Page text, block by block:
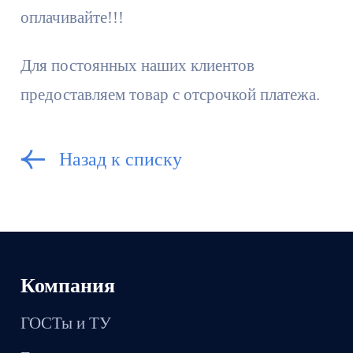
оплачивайте!!!
Для постоянных наших клиентов
предоставляем товар с отсрочкой платежа.
Назад к списку
Компания
ГОСТы и ТУ